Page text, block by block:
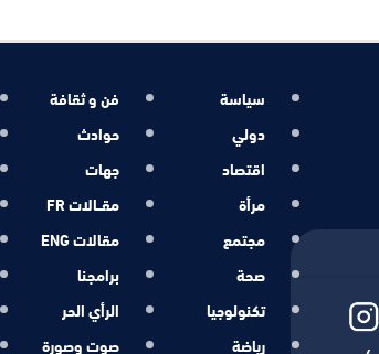
سياسة
دولي
اقتصاد
مرأة
مجتمع
صحة
تكنولوجيا
رياضة
فن و ثقافة
حوادث
جهات
مقــالات FR
مقالات ENG
برامجنا
الرأي الحر
صوت وصورة